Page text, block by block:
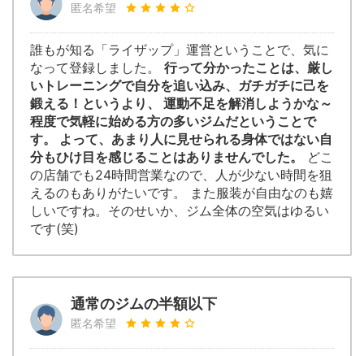
匿名希望
誰もが知る「ライザップ」運営ということで、気に
なって登録しました。 行って分かったことは、厳し
いトレーニングで自分を追い込み、ガチガチに己を
鍛える！というより、 運動不足を解消しようかな～
程度で気軽に始める方の多いジムだということで
す。 よって、あまり人に見せられる身体ではない自
分もひけ目を感じることはありませんでした。
どこ
の店舗でも24時間営業なので、人が少ない時間を狙
えるのもありがたいです。 また服装が自由なのも嬉
しいですね。そのせいか、ジム全体の空気はゆるい
です(笑)
通常のジムの半額以下
匿名希望